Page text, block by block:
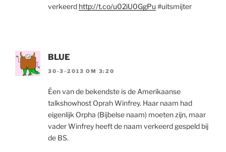
verkeerd http://t.co/u02iU0GgPu #uitsmijter
BLUE
30-3-2013 OM 3:20
Éen van de bekendste is de Amerikaanse
talkshowhost Oprah Winfrey. Haar naam had
eigenlijk Orpha (Bijbelse naam) moeten zijn, maar
vader Winfrey heeft de naam verkeerd gespeld bij
de BS.